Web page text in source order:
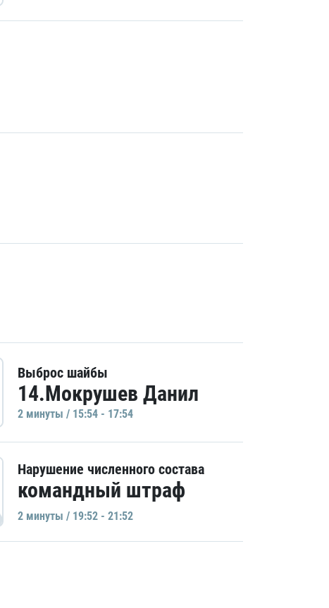
Выброс шайбы
14.Мокрушев Данил
2 минуты / 15:54 - 17:54
Нарушение численного состава
командный штраф
2 минуты / 19:52 - 21:52